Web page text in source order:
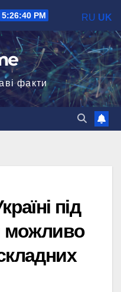
5:26:40 PM
факти
під
можливо
RU UK